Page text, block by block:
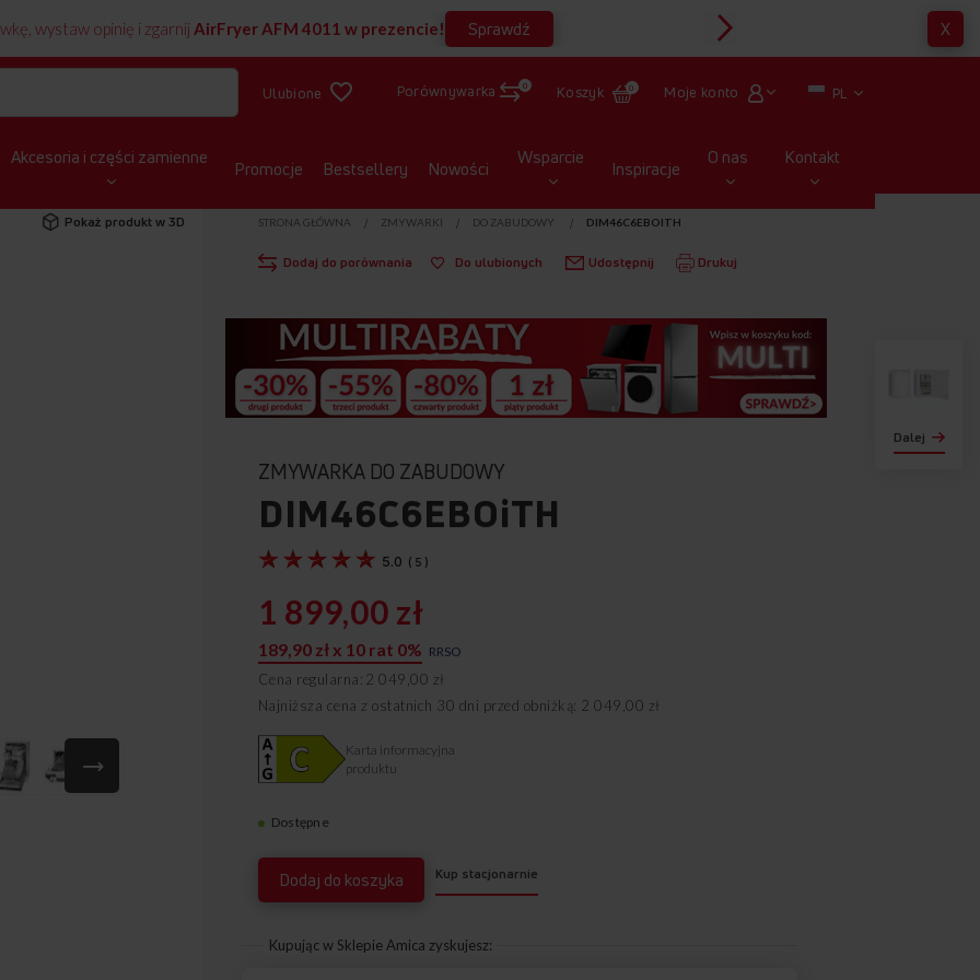
wystaw opinię i zgarnij AirFryer AFM 4011 w prezencie! Sprawdź X
Ulubione Porównywarka 0 Koszyk 0 Moje konto PL
Akcesoria i części zamienne Promocje Bestsellery Nowości Wsparcie Inspiracje O nas Kontakt
Dalej
Pokaż produkt w 3D STRONA GŁÓWNA ZMYWARKI DO ZABUDOWY DIM46C6EBOITH
Dodaj do porównania Do ulubionych Udostępnij Drukuj
ZMYWARKA DO ZABUDOWY
DIM46C6EBOiTH
5.0 ( 5 )
1 899,00 zł
189,90 zł x 10 rat 0% RRSO
Cena regularna 2 049,00 zł
Najniższa cena z ostatnich 30 dni przed obniżką: 2 049,00 zł
Karta informacyjna
produktu
Dostępne
Dodaj do koszyka Kup stacjonarnie
Kupując w Sklepie Amica zyskujesz: